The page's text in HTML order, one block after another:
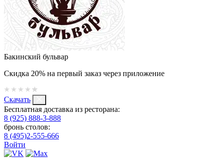
Бакинский бульвар
Скидка 20% на первый заказ через приложение
Скачать
Бесплатная доставка из ресторана:
8 (925) 888-3-888
бронь столов:
8 (495)2-555-666
Войти